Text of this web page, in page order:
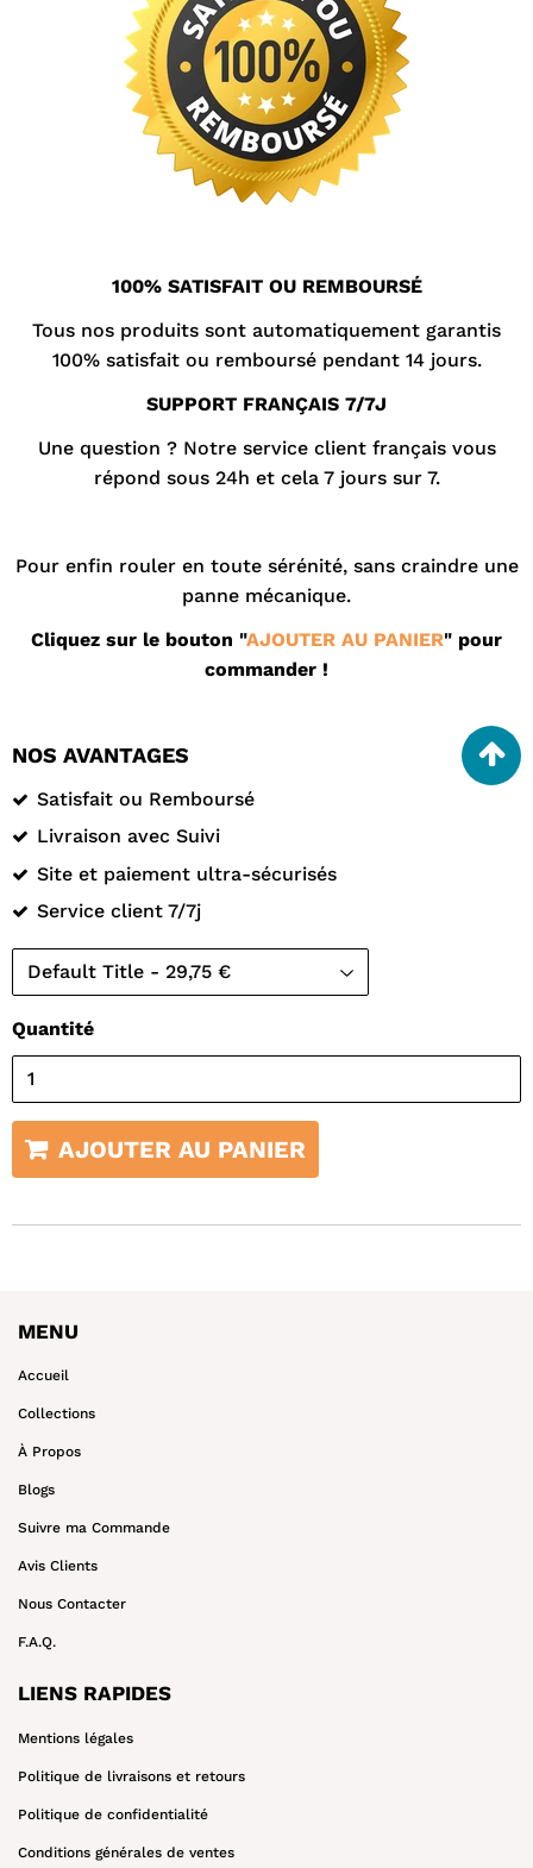
100% SATISFAIT OU REMBOURSÉ
Tous nos produits sont automatiquement garantis
100% satisfait ou remboursé pendant 14 jours.
SUPPORT FRANÇAIS 7/7J
Une question ? Notre service client français vous
répond sous 24h et cela 7 jours sur 7.
Pour enfin rouler en toute sérénité, sans craindre une
panne mécanique.
Cliquez sur le bouton "AJOUTER AU PANIER" pour
commander !
NOS AVANTAGES
Satisfait ou Remboursé
Livraison avec Suivi
Site et paiement ultra-sécurisés
Service client 7/7j
Quantité
AJOUTER AU PANIER
MENU
Accueil
Collections
À Propos
Blogs
Suivre ma Commande
Avis Clients
Nous Contacter
F.A.Q.
LIENS RAPIDES
Mentions légales
Politique de livraisons et retours
Politique de confidentialité
Conditions générales de ventes